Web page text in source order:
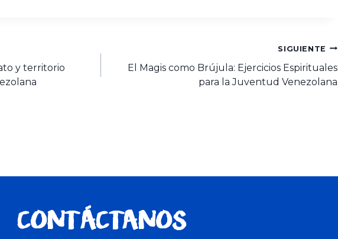
y territorio
SIGUIENTE
El Magis como Brújula: Ejercicios Espirituales
para la Juventud Venezolana
CONTÁCTANOS